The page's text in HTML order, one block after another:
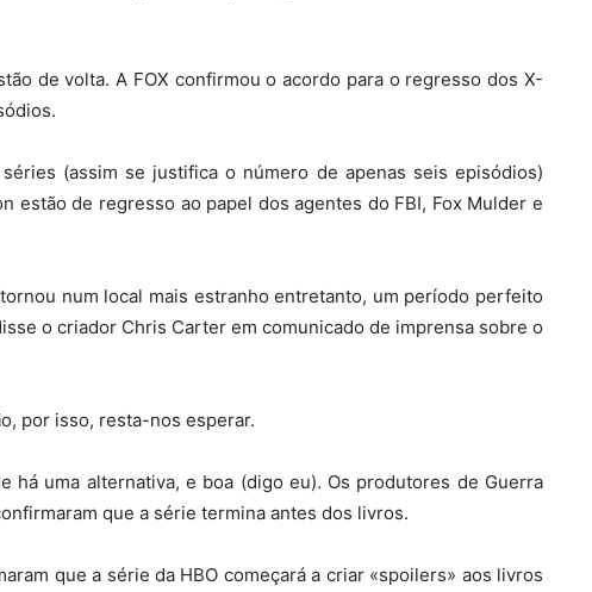
de volta. A FOX confirmou o acordo para o regresso dos X-
(assim se justifica o número de apenas seis episódios)
estão de regresso ao papel dos agentes do FBI, Fox Mulder e
num local mais estranho entretanto, um período perfeito
o criador Chris Carter em comunicado de imprensa sobre o
por isso, resta-nos esperar.
há uma alternativa, e boa (digo eu). Os produtores de Guerra
que a série termina antes dos livros.
que a série da HBO começará a criar «spoilers» aos livros